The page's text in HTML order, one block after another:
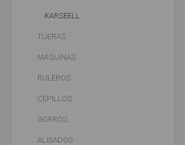
KARSEELL
TIJERAS
MAQUINAS
RULEROS
CEPILLOS
GORROS
ALISADOS